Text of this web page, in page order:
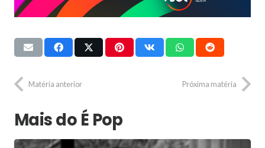
Matéria anterior Próxima matéria
Mais do É Pop